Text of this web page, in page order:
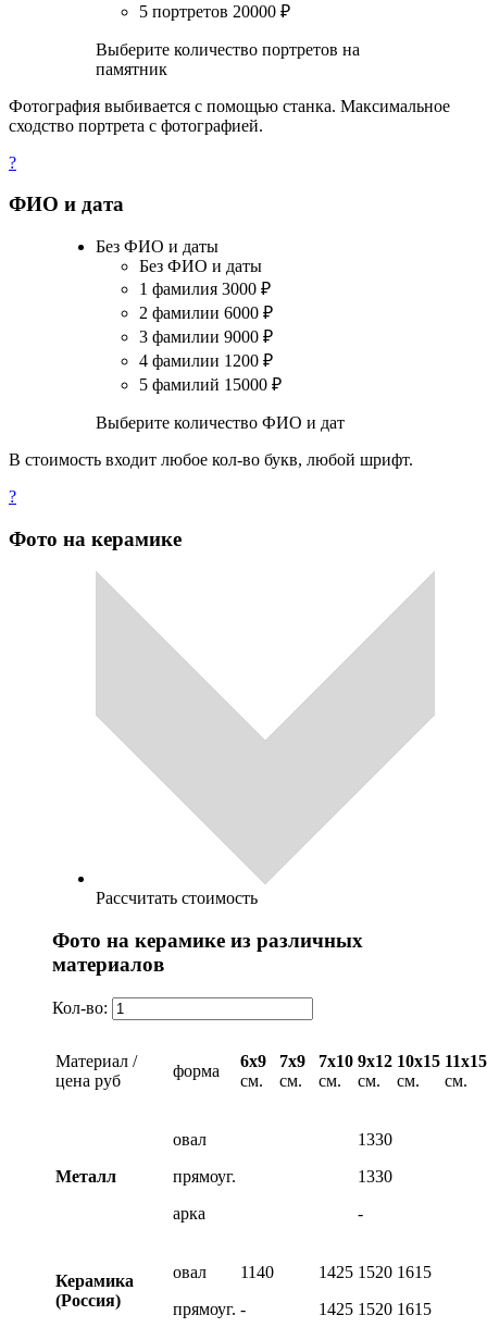
5 портретов 20000 ₽
Выберите количество портретов на
памятник
Фотография выбивается с помощью станка. Максимальное
сходство портрета с фотографией.
?
ФИО и дата
Без ФИО и даты
Без ФИО и даты
1 фамилия 3000 ₽
2 фамилии 6000 ₽
3 фамилии 9000 ₽
4 фамилии 1200 ₽
5 фамилий 15000 ₽
Выберите количество ФИО и дат
В стоимость входит любое кол-во букв, любой шрифт.
?
Фото на керамике
Рассчитать стоимость
Фото на керамике из различных
материалов
Кол-во:
Материал /
цена руб
форма
6х9
см.
7х9
см.
7х10
см.
9х12
см.
10х15
см.
11х15
см.
Металл
овал
прямоуг.
арка
1330
1330
-
Керамика
(Россия)
овал
прямоуг.
1140
-
1425
1425
1520
1520
1615
1615